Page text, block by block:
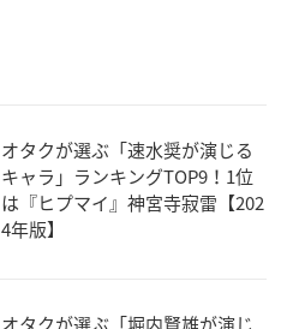
オタクが選ぶ「速水奨が演じる
キャラ」ランキングTOP9！1位
は『ヒプマイ』神宮寺寂雷【202
4年版】
オタクが選ぶ「堀内賢雄が演じ